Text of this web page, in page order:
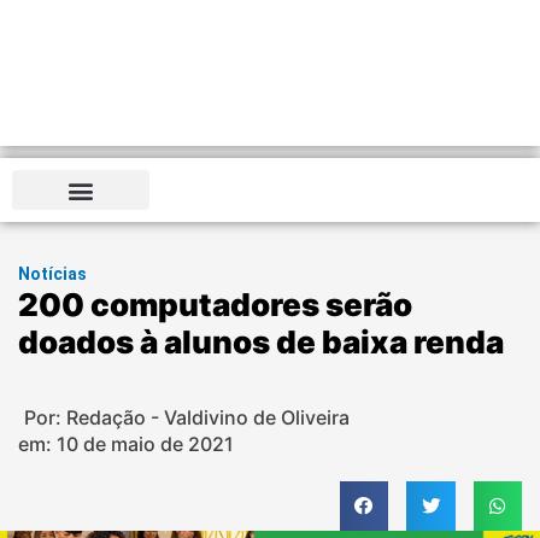
Notícias
200 computadores serão
doados à alunos de baixa renda
Por: Redação - Valdivino de Oliveira
em: 10 de maio de 2021